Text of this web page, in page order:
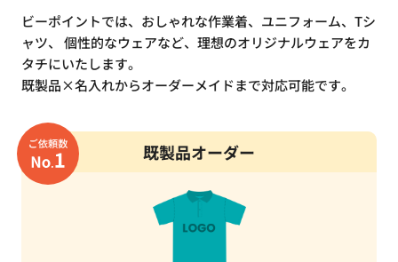
ビーポイントでは、おしゃれな作業着、ユニフォーム、Tシ
ャツ、
個性的なウェアなど、理想のオリジナルウェアをカ
タチにいたします。
既製品×名入れからオーダーメイドまで対応可能です。
既製品オーダー